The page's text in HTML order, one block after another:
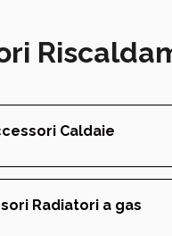
Caldaie
Radiatori a gas